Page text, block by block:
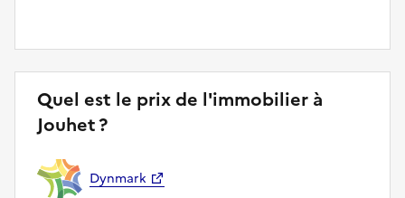
Quel est le prix de l'immobilier à
Jouhet ?
Dynmark